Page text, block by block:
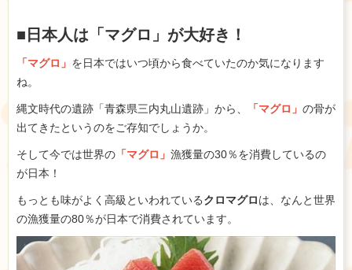
■日本人は「マグロ」が大好き！
「マグロ」 を日本ではいつ頃から食べていたのか気になります
ね。
縄文時代の遺跡「青森県三内丸山遺跡」から、 「マグロ」 の骨が
出てきたというのをご存知でしょうか。
そして今では世界の 「マグロ」 漁獲量の30％を消費しているの
が日本！
もっとも味がよく高級といわれているクロマグロは、なんと世界
の漁獲量の80％が日本で消費されています。